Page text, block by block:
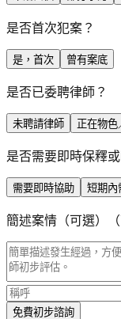
是否首次犯案？
是，首次 曾有案底
是否已委聘律師？
未聘請律師 正在物色
是否需要即時保釋
需要即時協助 短期內
簡述案情（可選）
免費初步諮詢